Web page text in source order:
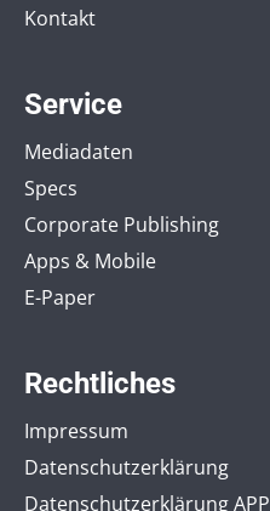
Kontakt
Service
Mediadaten
Specs
Corporate Publishing
Apps & Mobile
E-Paper
Rechtliches
Impressum
Datenschutzerklärung
Datenschutzerklärung APP